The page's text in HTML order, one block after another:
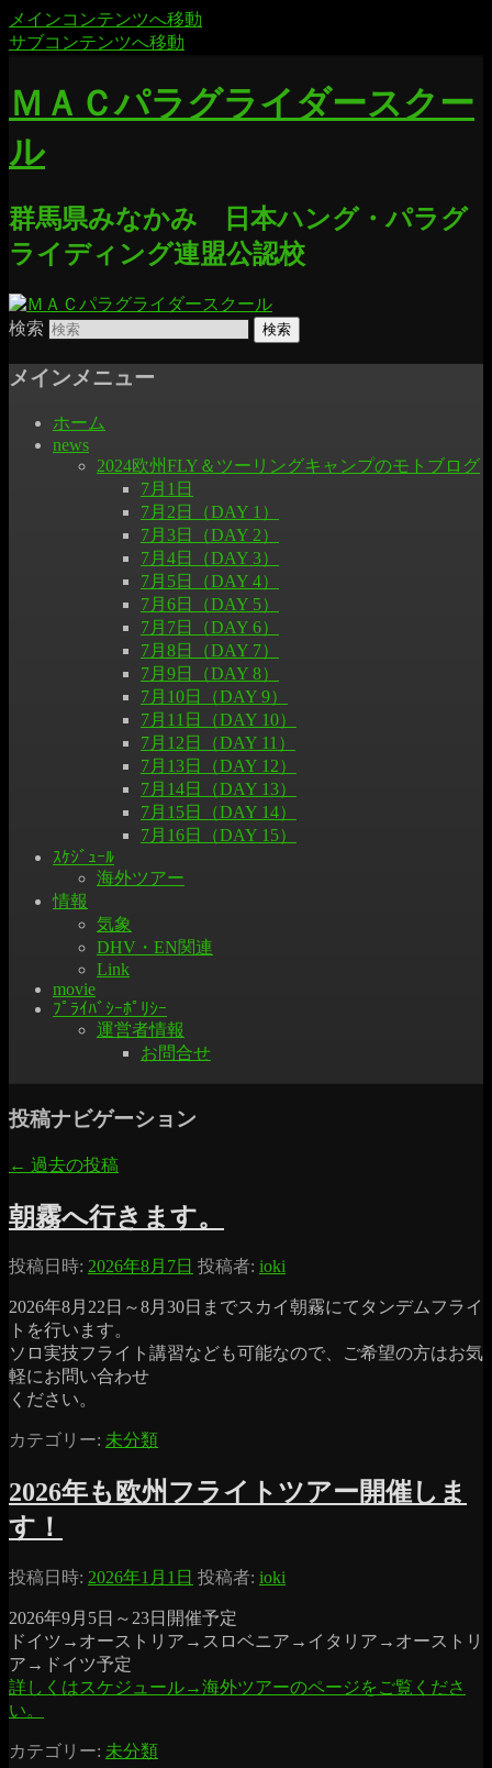
メインコンテンツへ移動
サブコンテンツへ移動
ＭＡＣパラグライダースクー
ル
群馬県みなかみ 日本ハング・パラグ
ライディング連盟公認校
検索
メインメニュー
ホーム
news
2024欧州FLY＆ツーリングキャンプのモトブログ
7月1日
7月2日（DAY 1）
7月3日（DAY 2）
7月4日（DAY 3）
7月5日（DAY 4）
7月6日（DAY 5）
7月7日（DAY 6）
7月8日（DAY 7）
7月9日（DAY 8）
7月10日（DAY 9）
7月11日（DAY 10）
7月12日（DAY 11）
7月13日（DAY 12）
7月14日（DAY 13）
7月15日（DAY 14）
7月16日（DAY 15）
ｽｹｼﾞｭｰﾙ
海外ツアー
情報
気象
DHV・EN関連
Link
movie
ﾌﾟﾗｲﾊﾞｼｰﾎﾟﾘｼｰ
運営者情報
お問合せ
投稿ナビゲーション
← 過去の投稿
朝霧へ行きます。
投稿日時: 2026年8月7日 投稿者: ioki
2026年8月22日～8月30日までスカイ朝霧にてタンデムフライ
トを行います。
ソロ実技フライト講習なども可能なので、ご希望の方はお気
軽にお問い合わせ
ください。
カテゴリー: 未分類
2026年も欧州フライトツアー開催しま
す！
投稿日時: 2026年1月1日 投稿者: ioki
2026年9月5日～23日開催予定
ドイツ→オーストリア→スロベニア→イタリア→オーストリ
ア→ドイツ予定
詳しくはスケジュール→海外ツアーのページをご覧くださ
い。
カテゴリー: 未分類